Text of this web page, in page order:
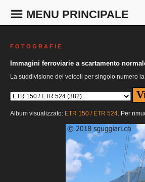
MENU PRINCIPALE
F O T O G R A F I E
Immagini ferroviarie a scartamento
La suddivisione dei veicoli per singolo numero
Album visualizzato: ETR 150 / ETR 524. Per